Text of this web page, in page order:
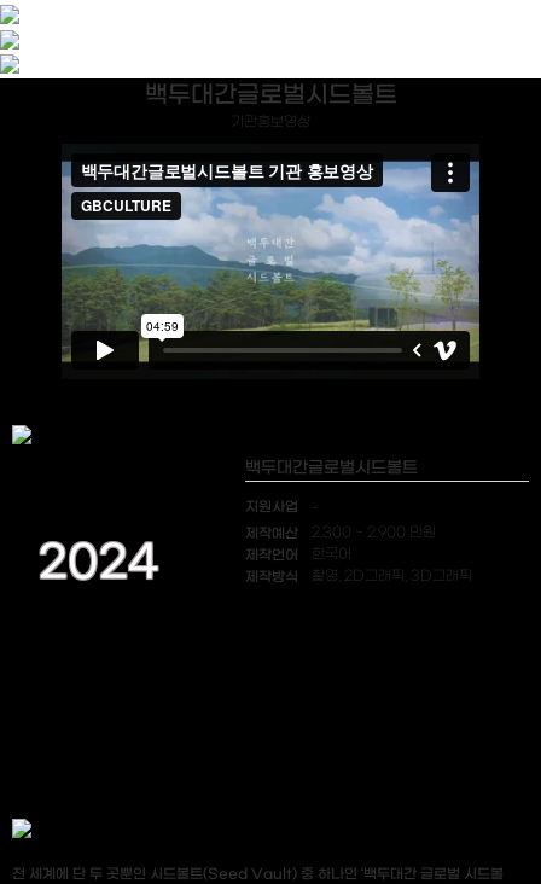
백두대간글로벌시드볼트
기관홍보영상
2024
백두대간글로벌시드볼트
지원사업
제작예산 2,300 ~ 2,900 만원
제작언어 한국어
제작방식 촬영, 2D그래픽, 3D그래픽
전 세계에 단 두 곳뿐인 시드볼트(Seed Vault) 중 하나인 ‘백두대간 글로벌 시드볼